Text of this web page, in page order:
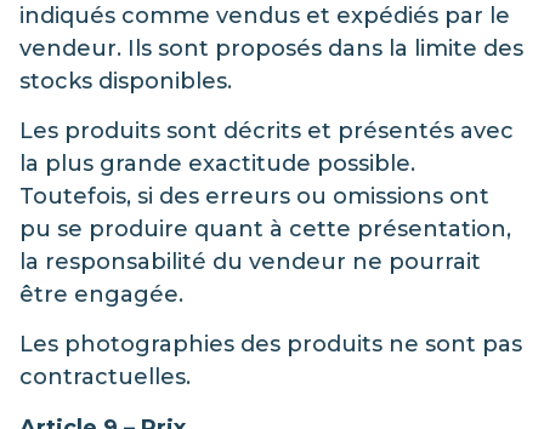
indiqués comme vendus et expédiés par le
vendeur. Ils sont proposés dans la limite des
stocks disponibles.
Les produits sont décrits et présentés avec
la plus grande exactitude possible.
Toutefois, si des erreurs ou omissions ont
pu se produire quant à cette présentation,
la responsabilité du vendeur ne pourrait
être engagée.
Les photographies des produits ne sont pas
contractuelles.